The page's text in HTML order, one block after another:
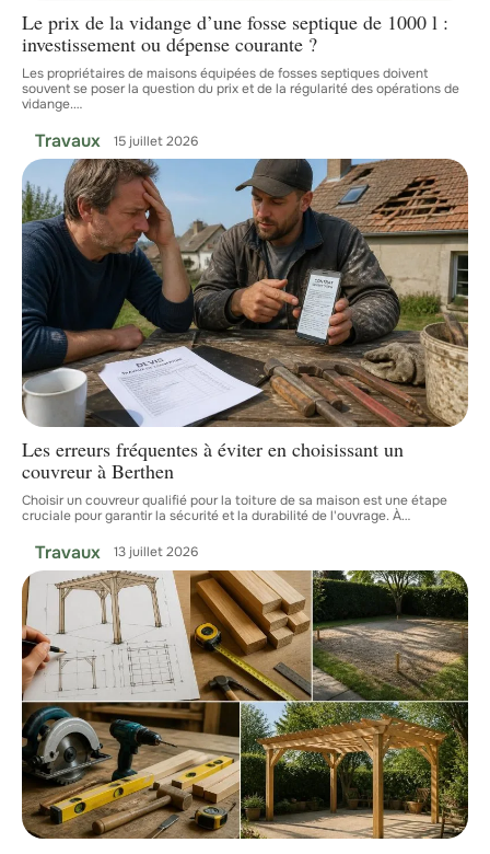
Le prix de la vidange d’une fosse septique de 1000 l :
investissement ou dépense courante ?
Les propriétaires de maisons équipées de fosses septiques doivent
souvent se poser la question du prix et de la régularité des opérations de
vidange.…
Travaux 15 juillet 2026
Les erreurs fréquentes à éviter en choisissant un
couvreur à Berthen
Choisir un couvreur qualifié pour la toiture de sa maison est une étape
cruciale pour garantir la sécurité et la durabilité de l'ouvrage. À…
Travaux 13 juillet 2026